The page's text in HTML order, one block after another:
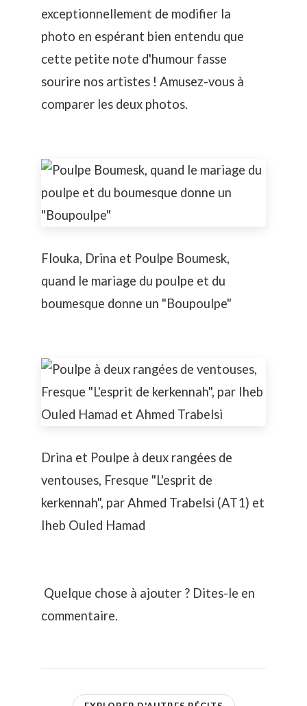
exceptionnellement de modifier la
photo en espérant bien entendu que
cette petite note d'humour fasse
sourire nos artistes ! Amusez-vous à
comparer les deux photos.
Flouka, Drina et Poulpe Boumesk,
quand le mariage du poulpe et du
boumesque donne un "Boupoulpe"
Drina et Poulpe à deux rangées de
ventouses, Fresque "L'esprit de
kerkennah", par Ahmed Trabelsi (AT1) et
Iheb Ouled Hamad
Quelque chose à ajouter ? Dites-le en
commentaire.